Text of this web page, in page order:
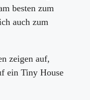
besten zum
auch zum
zeigen auf,
ein Tiny House